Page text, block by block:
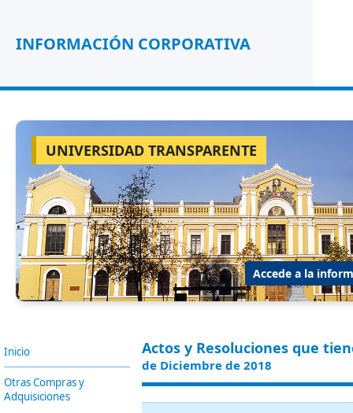
INFORMACIÓN CORPORATIVA
UNIVERSIDAD TRANSPARENTE
Accede a la
Inicio
Otras Compras y
Adquisiciones
Actos y Resoluciones que
de Diciembre de 2018